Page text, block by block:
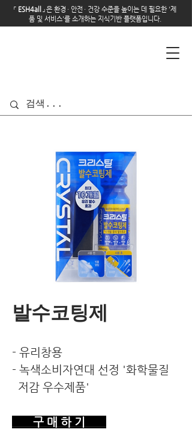
「 ESH4all 」은 환경 · 안전 · 건강 수준을 높이는 데 필요한 '제
품 및 서비스'를 소개하는 지식기반 플랫폼입니다.
발수코팅제
- 유리창용
- 녹색소비자연대 선정 '화학물질
저감 우수제품'
구 매 하 기